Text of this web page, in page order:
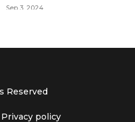
Sep 3, 2024
الوظيفة
Reserved
Privacy policy